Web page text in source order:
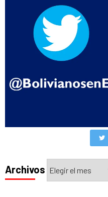
Archivos
Archivos